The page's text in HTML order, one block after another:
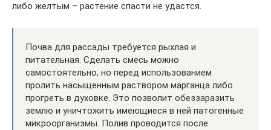
либо желтым – растение спасти не удастся.
Почва для рассады требуется рыхлая и
питательная. Сделать смесь можно
самостоятельно, но перед использованием
пролить насыщенным раствором марганца либо
прогреть в духовке. Это позволит обеззаразить
землю и уничтожить имеющиеся в ней патогенные
микроорганизмы. Полив проводится после